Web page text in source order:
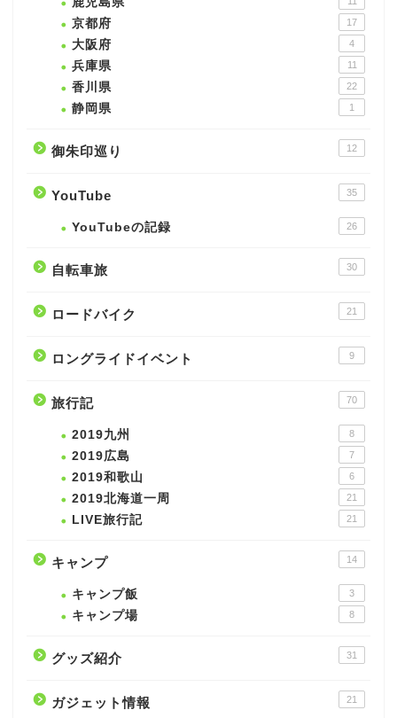
京都府 17
大阪府 4
兵庫県 11
香川県 22
静岡県 1
御朱印巡り 12
YouTube 35
YouTubeの記録 26
自転車旅 30
ロードバイク 21
ロングライドイベント 9
旅行記 70
2019九州 8
2019広島 7
2019和歌山 6
2019北海道一周 21
LIVE旅行記 21
キャンプ 14
キャンプ飯 3
キャンプ場 8
グッズ紹介 31
ガジェット情報 21